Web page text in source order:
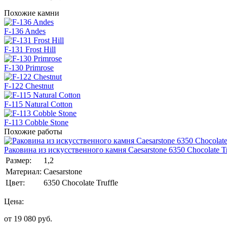
Похожие камни
F-136 Andes
F-131 Frost Hill
F-130 Primrose
F-122 Chestnut
F-115 Natural Cotton
F-113 Cobble Stone
Похожие работы
Раковина из искусственного камня Caesarstone 6350 Chocolate
Размер:
1,2
Материал: Caesarstone
Цвет:
6350 Chocolate Truffle
Цена:
от 19 080 руб.